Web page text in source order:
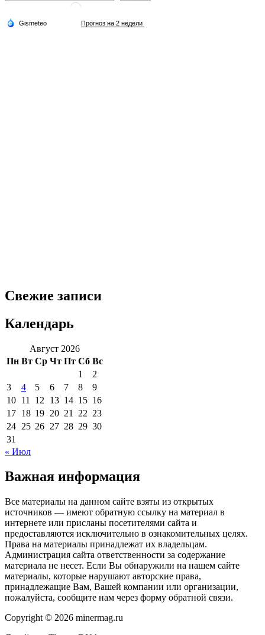
Свежие записи
Календарь
Август 2026
Пн Вт Ср Чт Пт Сб Вс
1
2
3
4 5 6 7 8
9
10 11 12 13 14 15 16
17 18 19 20 21 22 23
24 25 26 27 28 29 30
31
« Июл
Важная информация
Все материалы на данном сайте взяты из открытых
источников — имеют обратную ссылку на материал в
интернете или присланы посетителями сайта и
предоставляются исключительно в ознакомительных целях.
Права на материалы принадлежат их владельцам.
Администрация сайта ответственности за содержание
материала не несет. Если Вы обнаружили на нашем сайте
материалы, которые нарушают авторские права,
принадлежащие Вам, Вашей компании или организации,
пожалуйста, сообщите нам через форму обратной связи.
Copyright © 2026 minermag.ru